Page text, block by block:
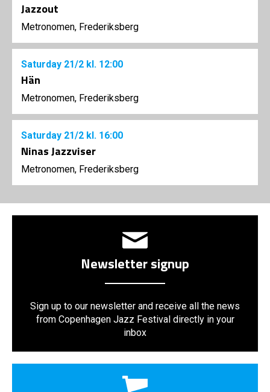
Jazzout
Metronomen, Frederiksberg
Saturday 21/2 kl. 12:00
Hän
Metronomen, Frederiksberg
Saturday 21/2 kl. 16:00
Ninas Jazzviser
Metronomen, Frederiksberg
Newsletter signup
Sign up to our newsletter and receive all the news
from Copenhagen Jazz Festival directly in your
inbox